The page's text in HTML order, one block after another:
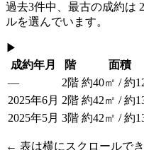
過去3件中、最古の成約は
ルを選んでいます。
▶
成約年月
階 面積
—
2階 約40㎡ / 約
2025年6月 2階 約42㎡ / 約
2025年5月 3階 約42㎡ / 約
← 表は横にスクロールで